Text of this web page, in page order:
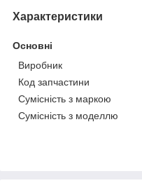
Характеристики
Основні
Виробник
Код запчастини
Сумісність з маркою
Сумісність з моделлю